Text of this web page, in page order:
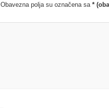
Obavezna polja su označena sa *